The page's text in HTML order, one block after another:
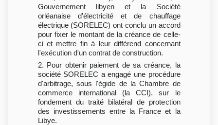
Gouvernement libyen et la Société
orléanaise d'électricité et de chauffage
électrique (SORELEC) ont conclu un accord
pour fixer le montant de la créance de celle-
ci et mettre fin à leur différend concernant
l'exécution d'un contrat de construction.
2. Pour obtenir paiement de sa créance, la
société SORELEC a engagé une procédure
d'arbitrage, sous l'égide de la Chambre de
commerce international (la CCI), sur le
fondement du traité bilatéral de protection
des investissements entre la France et la
Libye.